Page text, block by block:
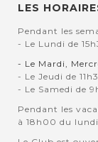
LES
Pendant les
- Le Lundi de
- Le Mardi,
- Le Jeudi de
- Le Samedi de
Pendant les
à 18h00 du